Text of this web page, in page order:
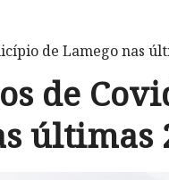
de Lamego nas
de
últimas